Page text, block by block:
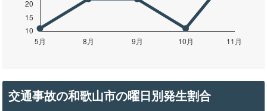
交通事故の和歌山市の曜日別発生割合